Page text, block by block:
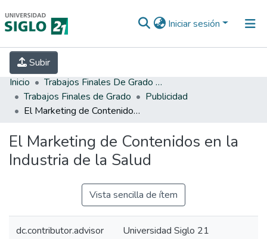
Iniciar sesión
Subir
INICIO EBOOK21
INVESTIGACIÓN
Inicio
Trabajos Finales De Grado Y Posgrado
Trabajos Finales de Grado
Publicidad
El Marketing de Contenidos en la Industria de la Salud
El Marketing de Contenidos en la
Industria de la Salud
Vista sencilla de ítem
dc.contributor.advisor Universidad Siglo 21